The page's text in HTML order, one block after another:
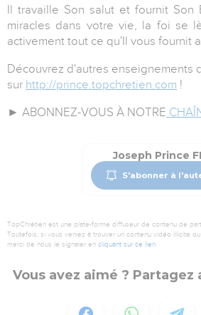
Il travaille Son salut et fournit
miracles dans votre vie, la foi se
activement tout ce qu'Il vous fournit
Découvrez d'autres enseignements
sur http://prince.topchretien.com !
► ABONNEZ-VOUS À NOTRE
Joseph Prince
S'abonner à
TopChrétien est une plate-forme diffuseur de contenu de
Toutefois, si vous veniez à trouver un contenu vidéo illicite
merci de nous le signaler en cliquant sur ce lien.
Vous avez aimé ? Partagez